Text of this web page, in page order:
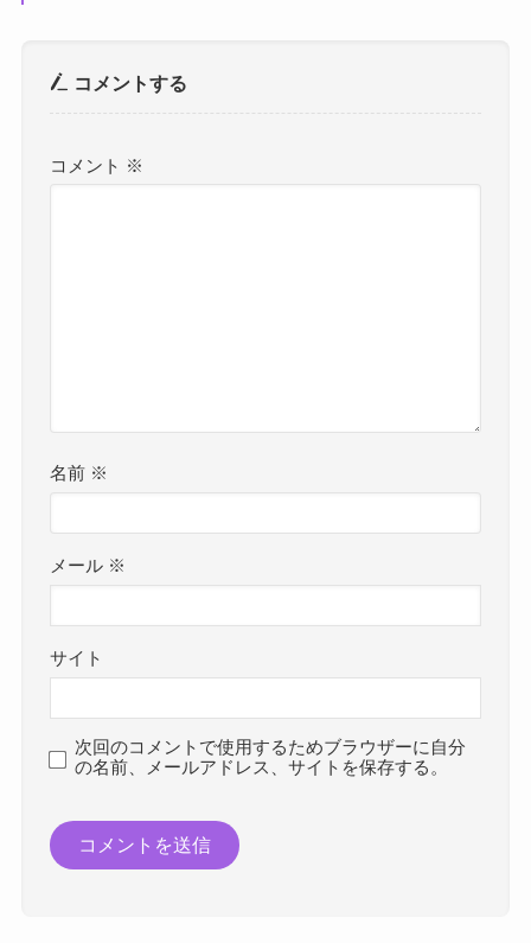
コメントする
コメント ※
名前 ※
メール ※
サイト
次回のコメントで使用するためブラウザーに自分
の名前、メールアドレス、サイトを保存する。